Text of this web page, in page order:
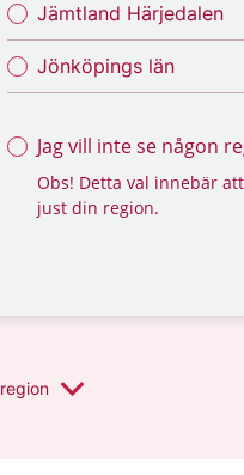
Jämtland Härjedalen
Jönköpings län
Jag vill inte se någon
Obs! Detta val innebär
just din region.
region